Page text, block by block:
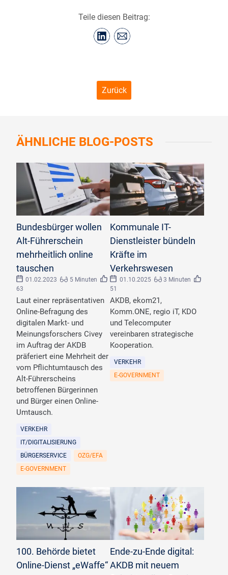
Teile diesen Beitrag:
Zurück
ÄHNLICHE BLOG-POSTS
Bundesbürger wollen
Alt-Führerschein
mehrheitlich online
tauschen
01.02.2023
5 Minuten
63
Laut einer repräsentativen
Online-Befragung des
digitalen Markt- und
Meinungsforschers Civey
im Auftrag der AKDB
präferiert eine Mehrheit der
vom Pflichtumtausch des
Alt-Führerscheins
betroffenen Bürgerinnen
und Bürger einen Online-
Umtausch.
VERKEHR
IT/DIGITALISIERUNG
BÜRGERSERVICE
OZG/EFA
E-GOVERNMENT
Kommunale IT-
Dienstleister bündeln
Kräfte im
Verkehrswesen
01.10.2025
3 Minuten
51
AKDB, ekom21,
Komm.ONE, regio iT, KDO
und Telecomputer
vereinbaren strategische
Kooperation.
VERKEHR
E-GOVERNMENT
100. Behörde bietet
Online-Dienst „eWaffe“
Ende-zu-Ende digital:
AKDB mit neuem